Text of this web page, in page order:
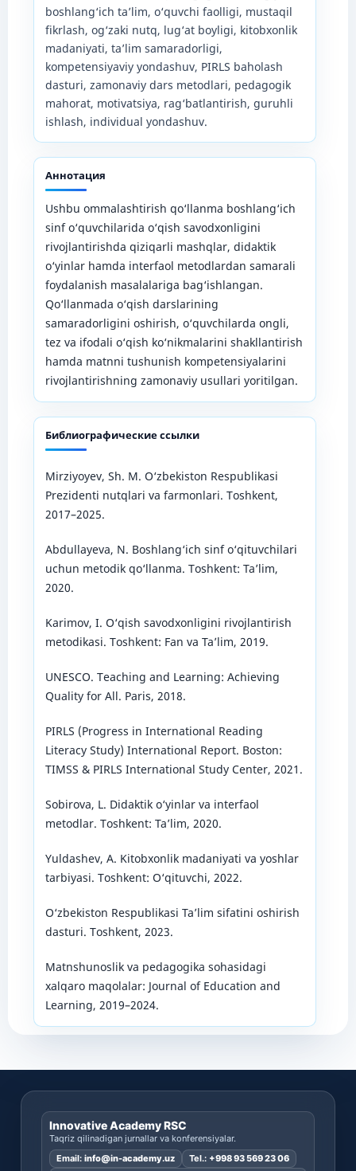
boshlang‘ich ta’lim, o‘quvchi faolligi, mustaqil
fikrlash, og‘zaki nutq, lug‘at boyligi, kitobxonlik
madaniyati, ta’lim samaradorligi,
kompetensiyaviy yondashuv, PIRLS baholash
dasturi, zamonaviy dars metodlari, pedagogik
mahorat, motivatsiya, rag‘batlantirish, guruhli
ishlash, individual yondashuv.
Аннотация
Ushbu ommalashtirish qo‘llanma boshlang‘ich
sinf o‘quvchilarida o‘qish savodxonligini
rivojlantirishda qiziqarli mashqlar, didaktik
o‘yinlar hamda interfaol metodlardan samarali
foydalanish masalalariga bag‘ishlangan.
Qo‘llanmada o‘qish darslarining
samaradorligini oshirish, o‘quvchilarda ongli,
tez va ifodali o‘qish ko‘nikmalarini shakllantirish
hamda matnni tushunish kompetensiyalarini
rivojlantirishning zamonaviy usullari yoritilgan.
Библиографические ссылки
Mirziyoyev, Sh. M. O‘zbekiston Respublikasi
Prezidenti nutqlari va farmonlari. Toshkent,
2017–2025.
Abdullayeva, N. Boshlang‘ich sinf o‘qituvchilari
uchun metodik qo‘llanma. Toshkent: Ta’lim,
2020.
Karimov, I. O‘qish savodxonligini rivojlantirish
metodikasi. Toshkent: Fan va Ta’lim, 2019.
UNESCO. Teaching and Learning: Achieving
Quality for All. Paris, 2018.
PIRLS (Progress in International Reading
Literacy Study) International Report. Boston:
TIMSS & PIRLS International Study Center, 2021.
Sobirova, L. Didaktik o‘yinlar va interfaol
metodlar. Toshkent: Ta’lim, 2020.
Yuldashev, A. Kitobxonlik madaniyati va yoshlar
tarbiyasi. Toshkent: O‘qituvchi, 2022.
O‘zbekiston Respublikasi Ta’lim sifatini oshirish
dasturi. Toshkent, 2023.
Matnshunoslik va pedagogika sohasidagi
xalqaro maqolalar: Journal of Education and
Learning, 2019–2024.
Innovative Academy RSC
Taqriz qilinadigan jurnallar va konferensiyalar.
Email: info@in-academy.uz Tel.: +998 93 569 23 06